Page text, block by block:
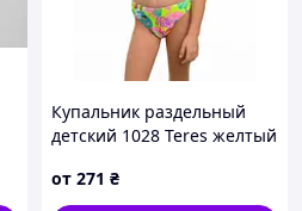
Купальник раздельный
детский 1028 Teres желтый
от 271 ₴